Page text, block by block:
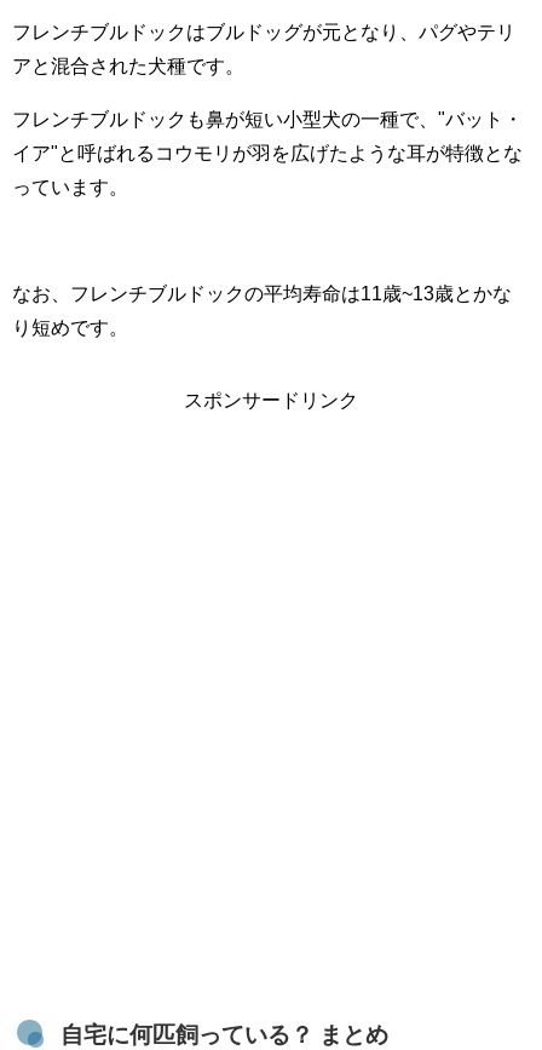
フレンチブルドックはブルドッグが元となり、パグやテリ
アと混合された犬種です。
フレンチブルドックも鼻が短い小型犬の一種で、"バット・
イア"と呼ばれるコウモリが羽を広げたような耳が特徴とな
っています。
なお、フレンチブルドックの平均寿命は11歳~13歳とかな
り短めです。
スポンサードリンク
自宅に何匹飼っている？ まとめ